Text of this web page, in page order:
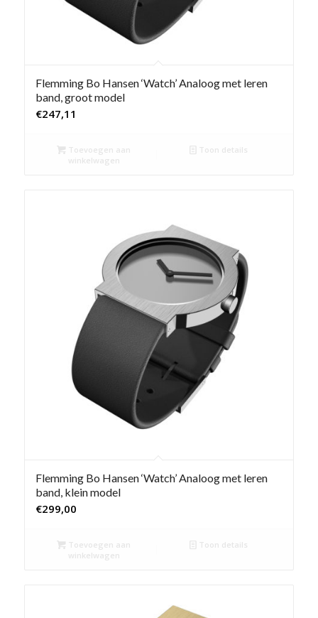
Flemming Bo Hansen ‘Watch’ Analoog met leren
band, groot model
€247,11
Toevoegen aan
winkelwagen
Toon details
Flemming Bo Hansen ‘Watch’ Analoog met leren
band, klein model
€299,00
Toevoegen aan
winkelwagen
Toon details